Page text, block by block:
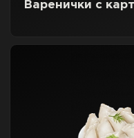
Варенички с